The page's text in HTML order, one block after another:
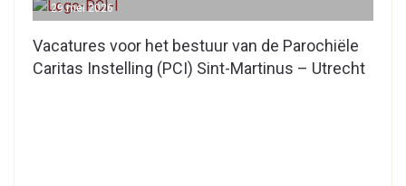
Vacatures voor het bestuur van de Parochiële
Caritas Instelling (PCI) Sint-Martinus – Utrecht
29 mei 2026